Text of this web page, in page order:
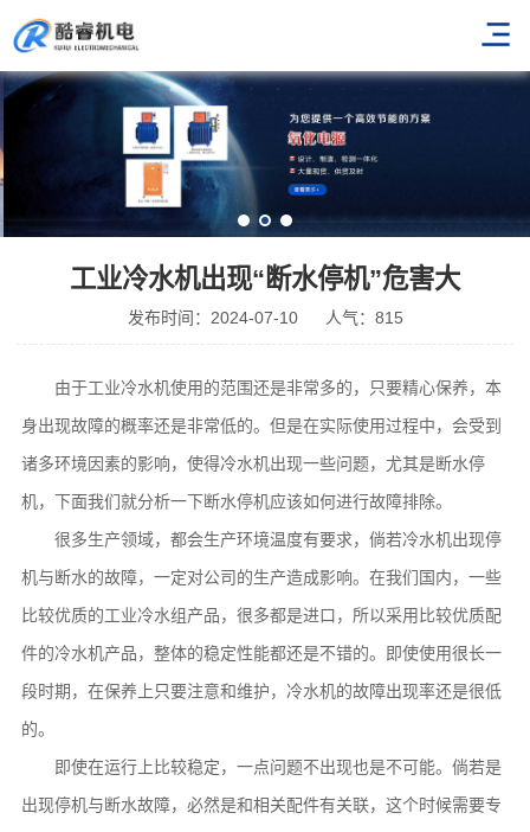
工业冷水机出现“断水停机”危害大
发布时间：2024-07-10 人气：815
由于工业冷水机使用的范围还是非常多的，只要精心保养，本
身出现故障的概率还是非常低的。但是在实际使用过程中，会受到
诸多环境因素的影响，使得冷水机出现一些问题，尤其是断水停
机，下面我们就分析一下断水停机应该如何进行故障排除。
很多生产领域，都会生产环境温度有要求，倘若冷水机出现停
机与断水的故障，一定对公司的生产造成影响。在我们国内，一些
比较优质的工业冷水组产品，很多都是进口，所以采用比较优质配
件的冷水机产品，整体的稳定性能都还是不错的。即使使用很长一
段时期，在保养上只要注意和维护，冷水机的故障出现率还是很低
的。
即使在运行上比较稳定，一点问题不出现也是不可能。倘若是
出现停机与断水故障，必然是和相关配件有关联，这个时候需要专